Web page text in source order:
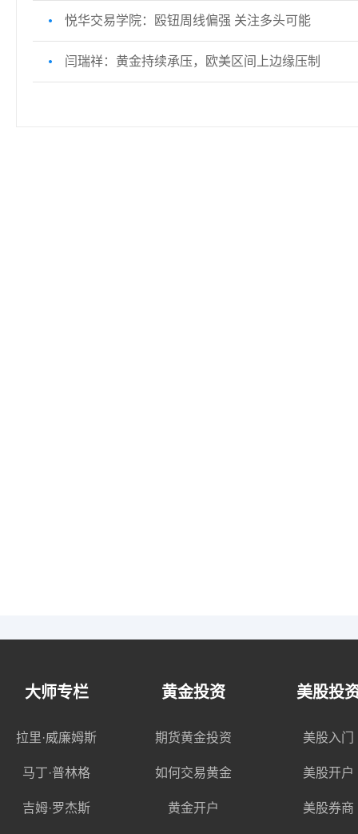
悦华交易学院：殴钮周线偏强 关注多头可能
闫瑞祥：黄金持续承压，欧美区间上边缘压制
大师专栏
拉里·威廉姆斯
马丁·普林格
吉姆·罗杰斯
黄金投资
期货黄金投资
如何交易黄金
黄金开户
美股投
美股入门
美股开户
美股券商